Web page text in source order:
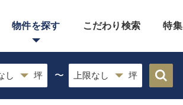
物件を探す こだわり検索 特集
〜